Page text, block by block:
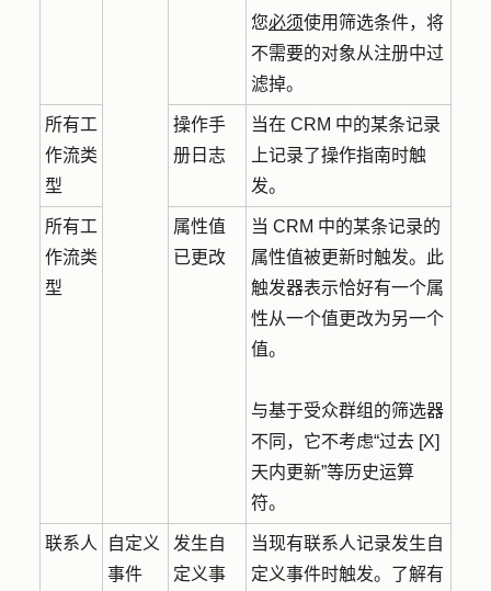
您必须使用筛选条件，将
不需要的对象从注册中过
滤掉。
所有工
作流类
型
操作手
册日志
当在 CRM 中的某条记录
上记录了操作指南时触
发。
所有工
作流类
型
属性值
已更改
当 CRM 中的某条记录的
属性值被更新时触发。此
触发器表示恰好有一个属
性从一个值更改为另一个
值。
与基于受众群组的筛选器
不同，它不考虑“过去 [X]
天内更新”等历史运算
符。
联系人
自定义
事件
发生自
定义事
当现有联系人记录发生自
定义事件时触发。了解有